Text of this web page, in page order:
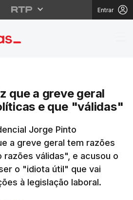
Entrar
diz que a
que a greve geral
e que "válidas"
Jorge Pinto
a greve geral tem razões
válidas", e acusou o
o "idiota útil" que vai
à legislação laboral.